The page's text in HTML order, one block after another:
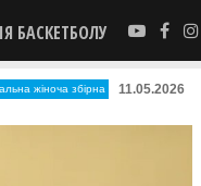
БАСКЕТБОЛУ
жіноча збірна 11.05.2026